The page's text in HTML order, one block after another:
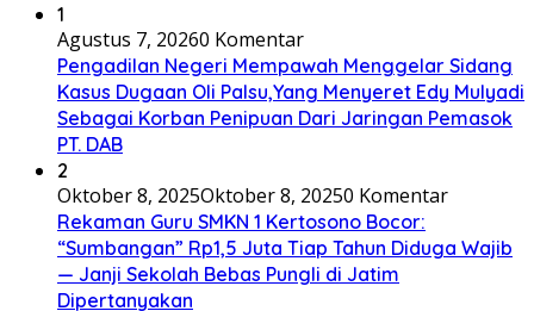
1
Agustus 7, 20260 Komentar
Pengadilan Negeri Mempawah Menggelar Sidang
Kasus Dugaan Oli Palsu,Yang Menyeret Edy Mulyadi
Sebagai Korban Penipuan Dari Jaringan Pemasok
PT. DAB
2
Oktober 8, 2025Oktober 8, 20250 Komentar
Rekaman Guru SMKN 1 Kertosono Bocor:
“Sumbangan” Rp1,5 Juta Tiap Tahun Diduga Wajib
— Janji Sekolah Bebas Pungli di Jatim
Dipertanyakan